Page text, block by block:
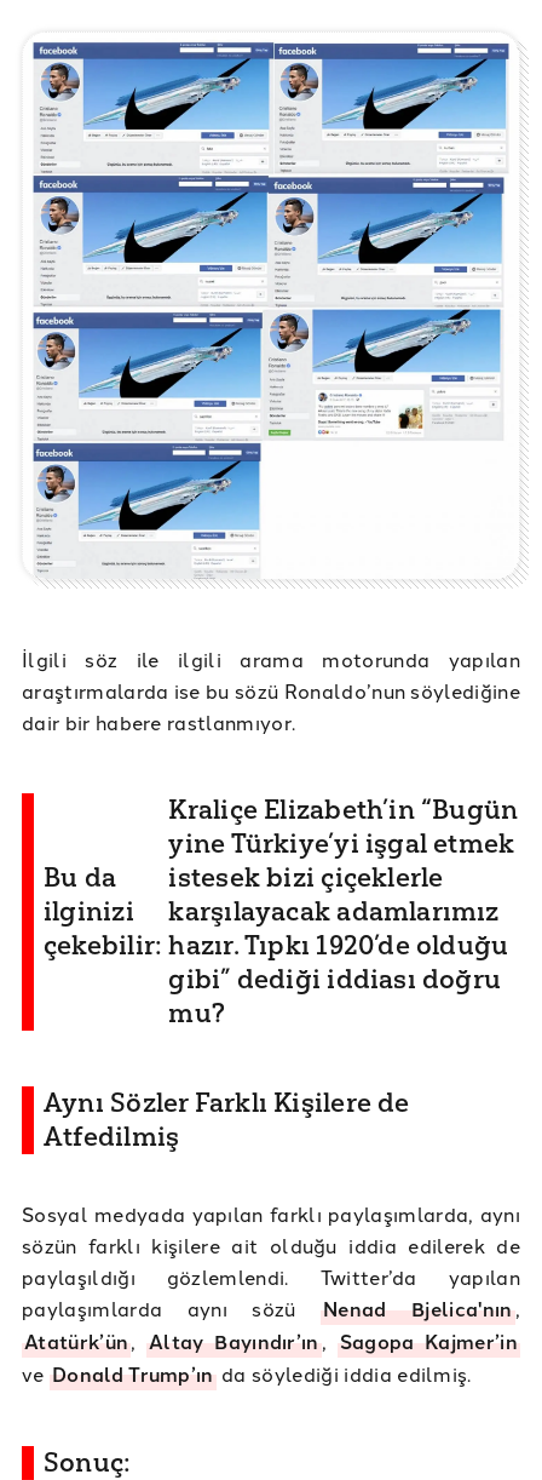
İlgili söz ile ilgili arama motorunda yapılan
araştırmalarda ise bu sözü Ronaldo’nun söylediğine
dair bir habere rastlanmıyor.
Bu da
ilginizi
çekebilir:
Kraliçe Elizabeth’in “Bugün
yine Türkiye’yi işgal etmek
istesek bizi çiçeklerle
karşılayacak adamlarımız
hazır. Tıpkı 1920’de olduğu
gibi” dediği iddiası doğru
mu?
Aynı Sözler Farklı Kişilere de
Atfedilmiş
Sosyal medyada yapılan farklı paylaşımlarda, aynı
sözün farklı kişilere ait olduğu iddia edilerek de
paylaşıldığı gözlemlendi. Twitter’da yapılan
paylaşımlarda aynı sözüNenad Bjelica'nın,
Atatürk’ün,Altay Bayındır’ın, Sagopa Kajmer’in
ve Donald Trump’ında söylediği iddia edilmiş.
Sonuç: